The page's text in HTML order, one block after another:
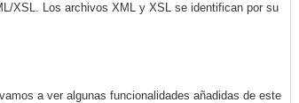
XSL. Los archivos XML y XSL se identifican por su
a ver algunas funcionalidades añadidas de este